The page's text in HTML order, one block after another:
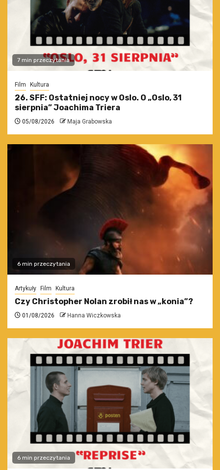
7 min przeczytania
Film Kultura
26. SFF: Ostatniej nocy w Oslo. O „Oslo, 31
sierpnia” Joachima Triera
05/08/2026 Maja Grabowska
6 min przeczytania
Artykuły Film Kultura
Czy Christopher Nolan zrobił nas w „konia”?
01/08/2026 Hanna Wiczkowska
6 min przeczytania